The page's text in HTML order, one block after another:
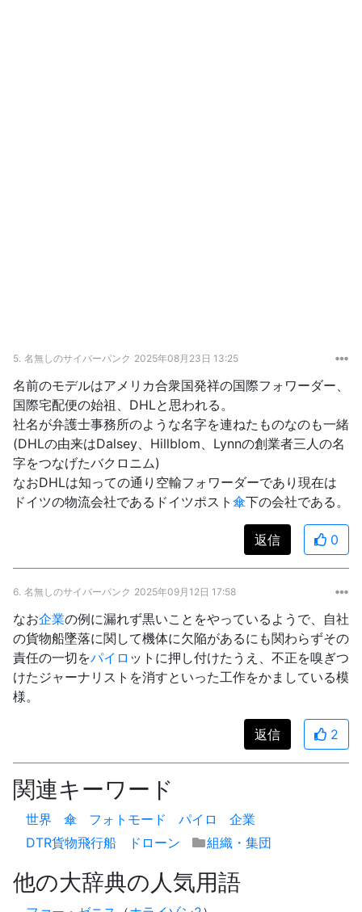
5. 名無しのサイバーパンク 2025年08月23日 13:25
名前のモデルはアメリカ合衆国発祥の国際フォワーダー、
国際宅配便の始祖、DHLと思われる。
社名が弁護士事務所のような名字を連ねたものなのも一緒
(DHLの由来はDalsey、Hillblom、Lynnの創業者三人の名
字をつなげたバクロニム)
なおDHLは知っての通り空輸フォワーダーであり現在は
ドイツの物流会社であるドイツポスト 傘下の会社である。
返信 0
6. 名無しのサイバーパンク 2025年09月12日 17:58
なお企業の例に漏れず黒いことをやっているようで、自社
の貨物船墜落に関して機体に欠陥があるにも関わらずその
責任の一切をパイロ ットに押し付けたうえ、不正を嗅ぎつ
けたジャーナリストを消すといった工作をかましている模
様。
返信 2
関連キーワード
世界 傘 フォトモード パイロ
企業
DTR貨物飛行船
ドローン 組織・集団
他の大辞典の人気用語